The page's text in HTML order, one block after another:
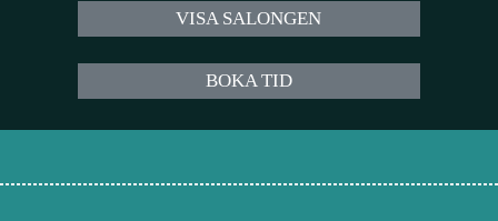
VISA SALONGEN
BOKA TID